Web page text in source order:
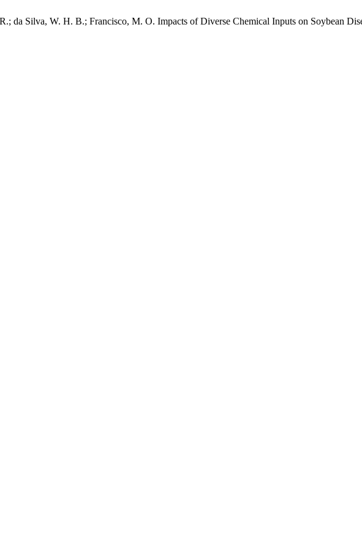
da Silva, W. H. B.; Francisco, M. O. Impacts of Diverse Chemical Inputs on Soybean